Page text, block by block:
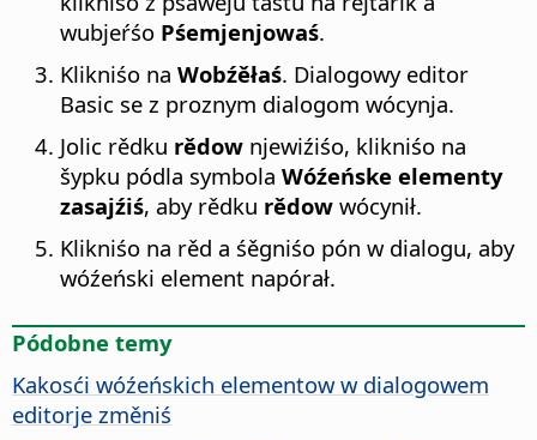
wubjeŕśo Pśemjenjowaś.
Klikniśo na Wobźěłaś. Dialogowy editor
Basic se z proznym dialogom wócynja.
Jolic rědku rědow njewiźiśo, klikniśo na
šypku pódla symbola Wóźeńske elementy
zasajźiś, aby rědku rědow wócynił.
Klikniśo na rěd a śěgniśo pón w dialogu, aby
wóźeński element napórał.
Pódobne temy
Kakosći wóźeńskich elementow w dialogowem
editorje změniś